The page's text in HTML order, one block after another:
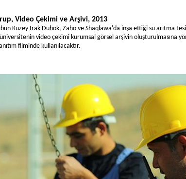
Video Çekimi ve Arşivi, 2013
Kuzey Irak Duhok, Zaho ve Shaqlawa'da inşa ettiği su arıtma
video çekimi kurumsal görsel arşivin oluşturulmasına
filminde kullanılacaktır.